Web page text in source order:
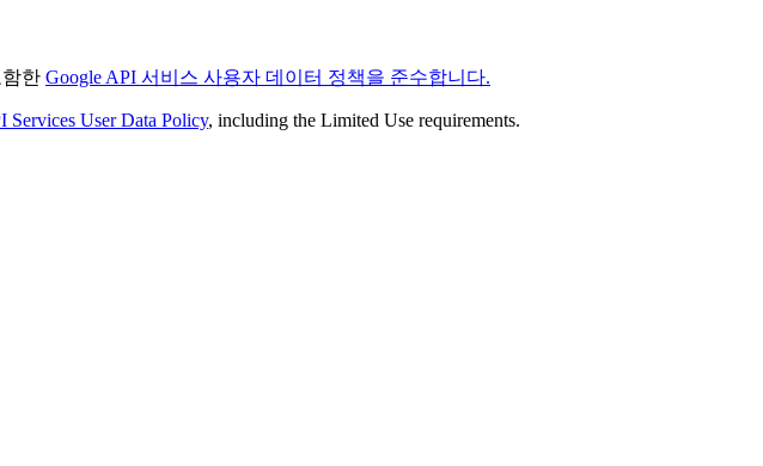
한 Google API 서비스 사용자 데이터 정책을 준수합니다.
Services User Data Policy, including the Limited Use requirements.